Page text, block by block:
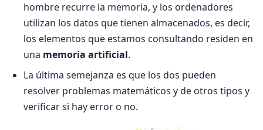
hombre recurre la memoria, y los ordenadores
utilizan los datos que tienen almacenados, es decir,
los elementos que estamos consultando residen en
una memoria artificial.
La última semejanza es que los dos pueden
resolver problemas matemáticos y de otros tipos y
verificar si hay error o no.